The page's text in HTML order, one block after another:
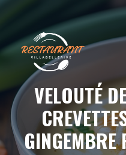
contenu
VELOUTÉ
GINGEMBRE